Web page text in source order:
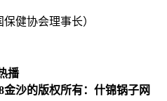
健协会理事长）
播
金沙的版权所有：什锦锅子网